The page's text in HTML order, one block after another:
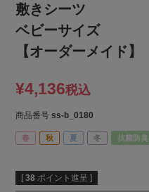
敷きシーツ
ベビーサイズ
【オーダーメイド】
¥4,136税込
商品番号 ss-b_0180
春 秋 夏 冬 抗菌防臭
[ 38 ポイント進呈 ]